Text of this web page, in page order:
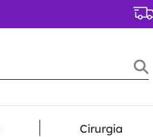
Cirurgia